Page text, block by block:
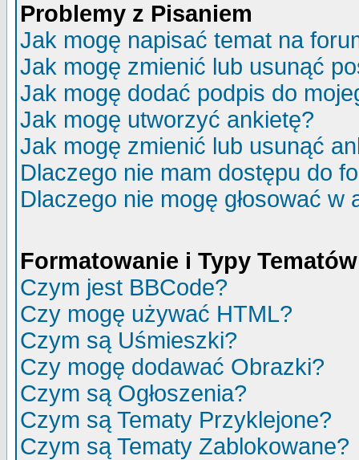
Problemy z Pisaniem
Jak mogę napisać temat na
Jak mogę zmienić lub usunąć
Jak mogę dodać podpis do
Jak mogę utworzyć ankietę?
Jak mogę zmienić lub usunąć
Dlaczego nie mam dostępu do
Dlaczego nie mogę głosować w
Formatowanie i Typy Tematów
Czym jest BBCode?
Czy mogę używać HTML?
Czym są Uśmieszki?
Czy mogę dodawać Obrazki?
Czym są Ogłoszenia?
Czym są Tematy Przyklejone?
Czym są Tematy Zablokowane?